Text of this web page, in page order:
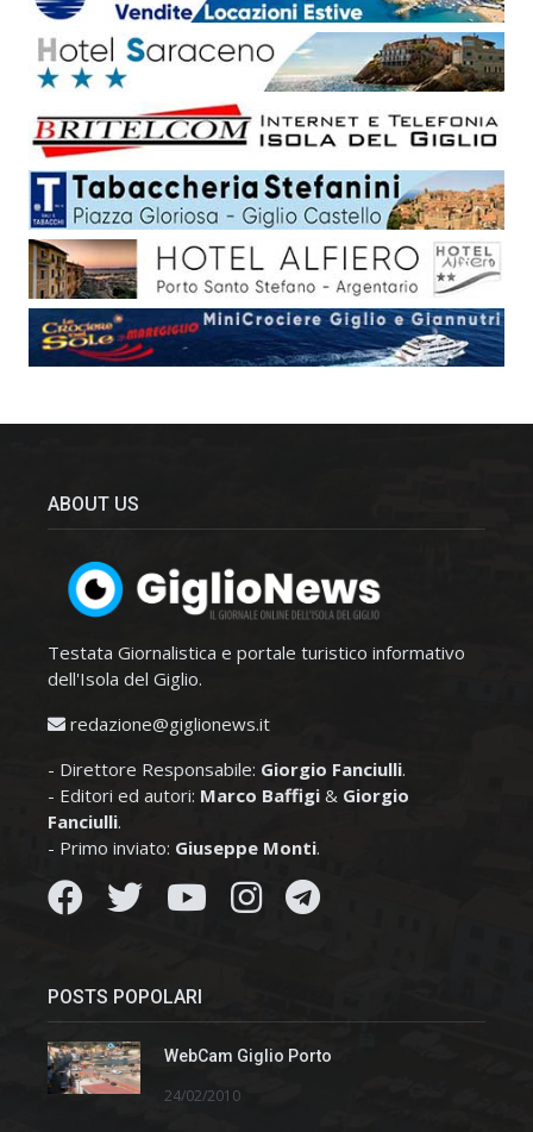
ABOUT US
Testata Giornalistica e portale turistico informativo
dell'Isola del Giglio.
redazione@giglionews.it
- Direttore Responsabile: Giorgio Fanciulli.
- Editori ed autori: Marco Baffigi & Giorgio
Fanciulli.
- Primo inviato: Giuseppe Monti.
POSTS POPOLARI
WebCam Giglio Porto
24/02/2010